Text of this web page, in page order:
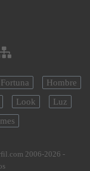
Fortuna
Hombre
Look
Luz
2006-2026 -